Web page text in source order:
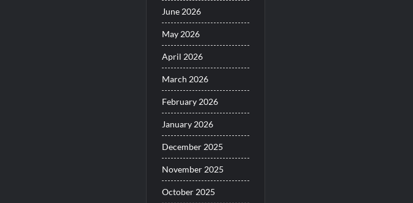
June 2026
May 2026
April 2026
March 2026
February 2026
January 2026
December 2025
November 2025
October 2025